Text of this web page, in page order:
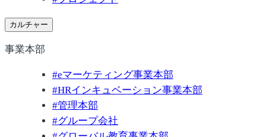
カルチャー
事業本部
#eマーケティング事業本部
#HRインキュベーション事業本部
#管理本部
#グループ会社